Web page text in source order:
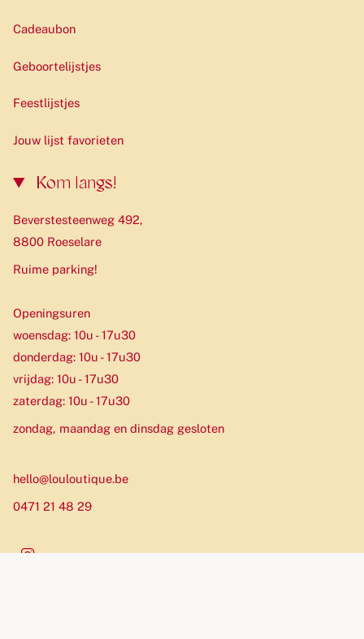
Cadeaubon
Geboortelijstjes
Feestlijstjes
Jouw lijst favorieten
Kom langs!
Beverstesteenweg 492,
8800 Roeselare
Ruime parking!
Openingsuren
woensdag: 10u - 17u30
donderdag: 10u - 17u30
vrijdag: 10u - 17u30
zaterdag: 10u - 17u30
zondag, maandag en dinsdag gesloten
hello@louloutique.be
0471 21 48 29
Instagram